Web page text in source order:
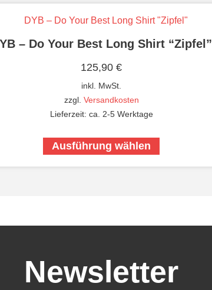
– Do Your Best Long Shirt “Zipfel”
125,90 €
inkl. MwSt.
zzgl. Versandkosten
Lieferzeit: ca. 2-5 Werktage
Ausführung wählen
Newsletter